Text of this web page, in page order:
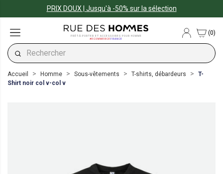
PRIX DOUX | Jusqu'à -50% sur la sélection
PRÊT-À-PORTER ET ACCESSOIRES POUR HOMME
#ECOMMERCEFRANCE
(0)
Accueil Homme Sous-vêtements T-shirts, débardeurs
T-
Shirt noir col v-col v